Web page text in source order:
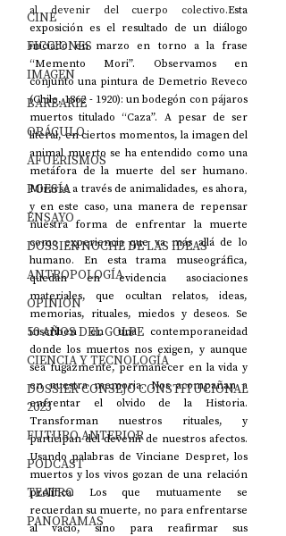
CINE
FICCIONES
IMAGEN
BARBARIE
ORÁCULO
AFUERISMOS
POESÍA
ENSAYO
DOSSIER NOCHE DE LAS IDEAS
ANTROPOLOGÍA
OPINIÓN
50 AÑOS DEL GOLPE
CIENCIA Y TECNOLOGÍA
DOSSIER CONSEJO CONSTITUCIONAL
2023
FUTURO ANTERIOR
PODCAST
TEATRO
PANORAMAS
al devenir del cuerpo colectivo.Esta
exposición es el resultado de un diálogo
iniciado en marzo en torno a la frase
“Memento Mori”. Observamos en
conjunto una pintura de Demetrio Reveco
(Chile, 1862 - 1920): un bodegón con pájaros
muertos titulado “Caza”. A pesar de ser
literal, en ciertos momentos, la imagen del
animal muerto se ha entendido como una
metáfora de la muerte del ser humano.
Mirarse a través de animalidades, es ahora,
y en este caso, una manera de repensar
nuestra forma de enfrentar la muerte
como experiencia que va más allá de lo
humano. En esta trama museográfica,
quedan en evidencia asociaciones
materiales, que ocultan relatos, ideas,
memorias, rituales, miedos y deseos. Se
inscriben en una contemporaneidad
donde los muertos nos exigen, y aunque
sea fugazmente, permanecer en la vida y
en nuestra memoria. Nos acompañan a
enfrentar el olvido de la Historia.
Transforman nuestros rituales, y
participan del devenir de nuestros afectos.
Usando palabras de Vinciane Despret, los
muertos y los vivos gozan de una relación
prolífica. Los que mutuamente se
recuerdan su muerte, no para enfrentarse
al vacío, sino para reafirmar sus